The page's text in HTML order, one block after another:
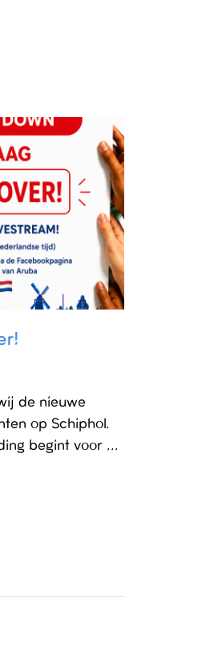
de nieuwe
op Schiphol.
begint voor ...